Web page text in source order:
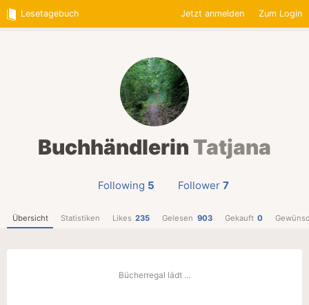
Lesetagebuch Jetzt anmelden Zum Login
Buchhändlerin Tatjana
Following 5 Follower 7
Übersicht Statistiken Likes 235 Gelesen 903 Gekauft 0
Bücherregal lädt …